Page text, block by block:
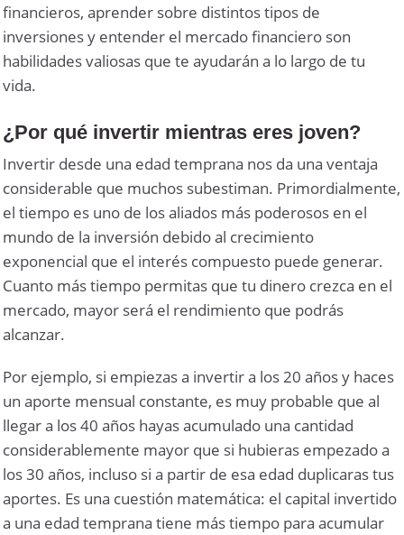
financieros, aprender sobre distintos tipos de
inversiones y entender el mercado financiero son
habilidades valiosas que te ayudarán a lo largo de tu
vida.
¿Por qué invertir mientras eres joven?
Invertir desde una edad temprana nos da una ventaja
considerable que muchos subestiman. Primordialmente,
el tiempo es uno de los aliados más poderosos en el
mundo de la inversión debido al crecimiento
exponencial que el interés compuesto puede generar.
Cuanto más tiempo permitas que tu dinero crezca en el
mercado, mayor será el rendimiento que podrás
alcanzar.
Por ejemplo, si empiezas a invertir a los 20 años y haces
un aporte mensual constante, es muy probable que al
llegar a los 40 años hayas acumulado una cantidad
considerablemente mayor que si hubieras empezado a
los 30 años, incluso si a partir de esa edad duplicaras tus
aportes. Es una cuestión matemática: el capital invertido
a una edad temprana tiene más tiempo para acumular